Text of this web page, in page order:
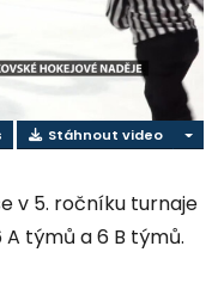
Stáhnout video
v 5. ročníku turnaje
týmů a 6 B týmů.